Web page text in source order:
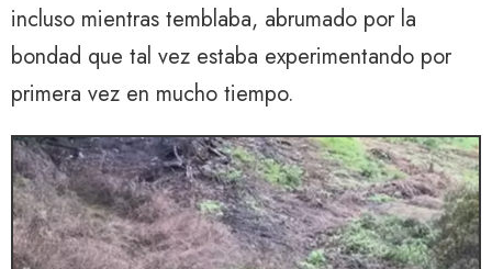
incluso mientras temblaba, abrumado por la
bondad que tal vez estaba experimentando por
primera vez en mucho tiempo.